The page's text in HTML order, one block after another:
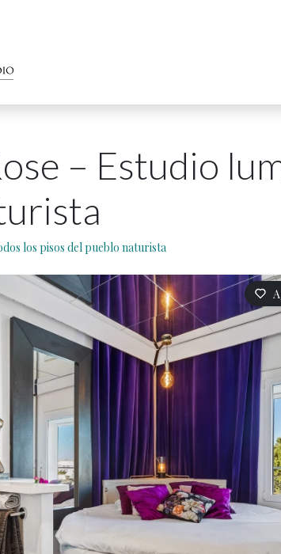
– Estudio
los pisos del pueblo naturista